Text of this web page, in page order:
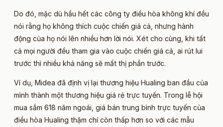
Do đó, mặc dù hầu hết các công ty điều hòa không khí đều
nói rằng họ không thích cuộc chiến giá cả, nhưng hành
động của họ nói lên nhiều hơn lời nói. Xét cho cùng, khi tất
cả mọi người đều tham gia vào cuộc chiến giá cả, ai rút lui
trước thì nhiều khả năng sẽ mất thị phần trước.
Ví dụ, Midea đã định vị lại thương hiệu Hualing ban đầu của
mình thành một thương hiệu giá rẻ trực tuyến. Trong lễ hội
mua sắm 618 năm ngoái, giá bán trung bình trực tuyến của
điều hòa Hualing thậm chí còn thấp hơn so với các mẫu